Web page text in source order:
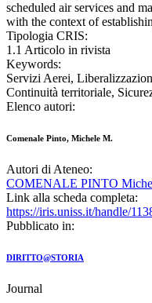
scheduled air services and
with the context of
Tipologia CRIS:
1.1 Articolo in rivista
Keywords:
Servizi Aerei,
Continuità territoriale,
Elenco autori:
Comenale Pinto, Michele M.
Autori di Ateneo:
COMENALE PINTO
Link alla scheda completa:
https://iris.uniss.it/handle/
Pubblicato in:
DIRITTO@STORIA
Journal